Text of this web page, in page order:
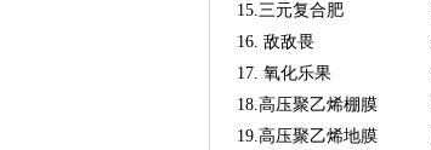
15.三元复合肥
16. 敌敌畏
17. 氧化乐果
18.高压聚乙烯棚膜
19.高压聚乙烯地膜